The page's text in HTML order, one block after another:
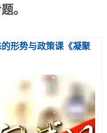
。
形势与政策课《凝聚